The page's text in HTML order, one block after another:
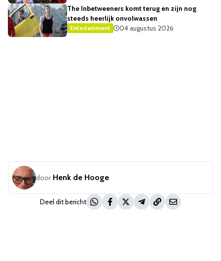
The Inbetweeners komt terug en zijn nog
steeds heerlijk onvolwassen
Entertainment 04 augustus 2026
door Henk de Hooge
Deel dit bericht